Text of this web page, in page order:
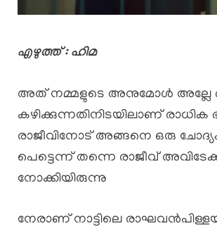
എഴുത്ത് : ഹിമ
അത് നമ്മളുടെ അനുമോൾ അല്ലേ
കഴിക്കുന്നതിനിടയിലാണ് രാധിക
രാജീവിനോട് അങ്ങനെ ഒരു ചോദ്യം
പെട്ടെന്ന് തന്നെ രാജീവ്
നോക്കിയിരുന്നു
നേരാണ് നാട്ടിലെ